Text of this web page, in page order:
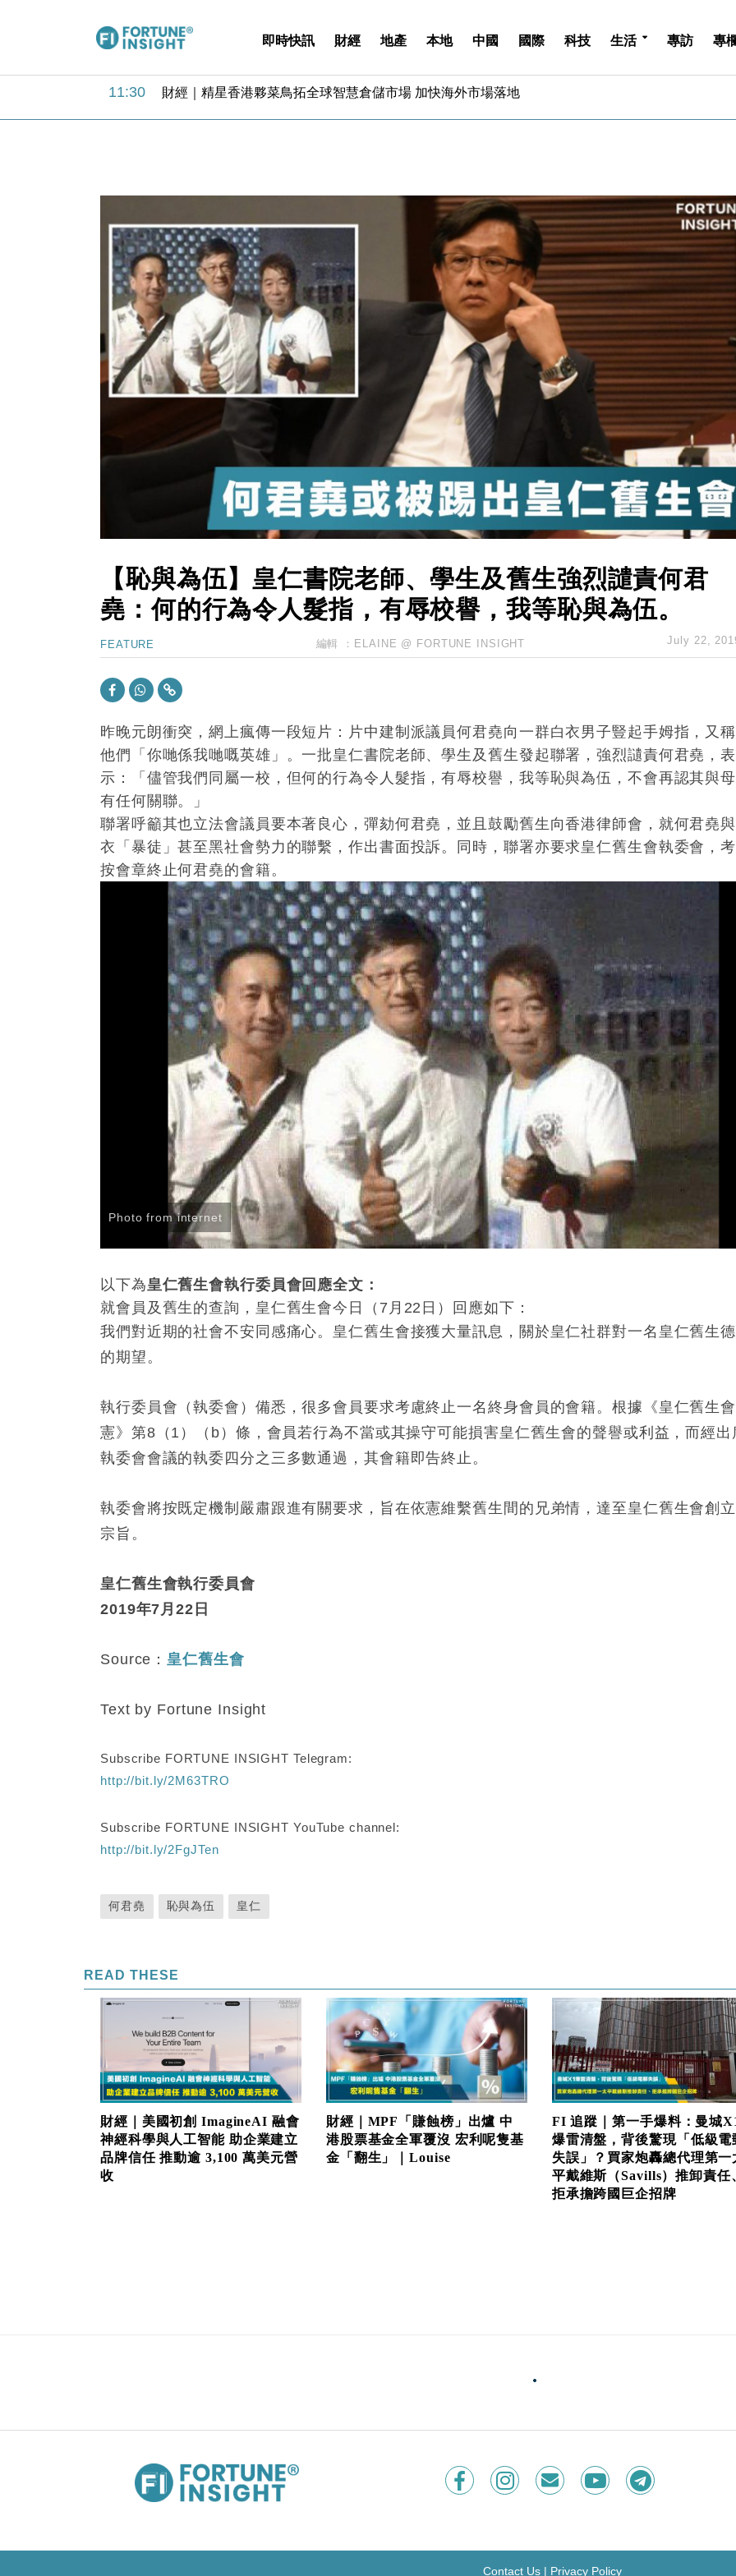
即時快訊 財經 地產 本地 中國 國際 科技 生活 專訪 專
15:59 財經｜SA售股自救後再出手 斥4億美元押注未上市公司
11:30 財經｜精星香港夥菜鳥拓全球智慧倉儲市場 加快海外市場落地
10:57 財經｜美商務部擬擴大金屬關稅範圍 14類產品或加徵25%
本地｜新世界K11 9月升級會員制度 增鉑金卡級別鎖定高消費客群
17:40 財經｜本港6月零售額連升14個月 珠寶鐘錶銷售升勢最強
16:33 財經｜滙控重啟最多10億美元回購 派息比率目標維持50%
15:59 財經｜SA售股自救後再出手 斥4億美元押注未上市公司
11:30 財經｜精星香港夥菜鳥拓全球智慧倉儲市場 加快海外市場落地
14:50 地產｜大酒店中期轉賺2300萬元 斥21億翻新香港及東京半島
13:12 國際｜特朗普赴洛杉磯高球場活動前 男子攜槍彈被捕
12:30 財經｜香港7月PMI回落至51 企業擴張放慢兼縮減人手
11:40 財經｜黑石傳再籌逾360億美元 支援Anthropic租用Google晶片
10:57 財經｜美商務部擬擴大金屬關稅範圍 14類產品或加徵25%
本地｜新世界K11 9月升級會員制度 增鉑金卡級別鎖定高消費客群
財經｜本港6月零售額連升14個月 珠寶鐘錶銷售升勢最強
16:33 財經｜滙控重啟最多10億美元回購 派息比率目標維持50%
【恥與為伍】皇仁書院老師、學生及舊生強烈譴責何君
堯：何的行為令人髮指，有辱校譽，我等恥與為伍。
FEATURE 編輯 ： ELAINE @ FORTUNE INSIGHT July 22,
昨晚元朗衝突，網上瘋傳一段短片：片中建制派議員何君堯向一群白衣男子豎起手姆指，又
他們「你哋係我哋嘅英雄」。一批皇仁書院老師、學生及舊生發起聯署，強烈讉責何君堯，表
示：「儘管我們同屬一校，但何的行為令人髮指，有辱校譽，我等恥與為伍，不會再認其與
有任何關聯。」
聯署呼籲其也立法會議員要本著良心，彈劾何君堯，並且鼓勵舊生向香港律師會，就何君堯
衣「暴徒」甚至黑社會勢力的聯繫，作出書面投訴。同時，聯署亦要求皇仁舊生會執委會，
按會章終止何君堯的會籍。
Photo from internet
以下為皇仁舊生會執行委員會回應全文：
就會員及舊生的查詢，皇仁舊生會今日（7月22日）回應如下：
我們對近期的社會不安同感痛心。皇仁舊生會接獲大量訊息，關於皇仁社群對一名皇仁舊生
的期望。
執行委員會（執委會）備悉，很多會員要求考慮終止一名終身會員的會籍。根據《皇仁舊生
憲》第8（1）（b）條，會員若行為不當或其操守可能損害皇仁舊生會的聲譽或利益，而經出
執委會會議的執委四分之三多數通過，其會籍即告終止。
執委會將按既定機制嚴肅跟進有關要求，旨在依憲維繫舊生間的兄弟情，達至皇仁舊生會創
宗旨。
皇仁舊生會執行委員會
2019年7月22日
Source： 皇仁舊生會
Text by Fortune Insight
Subscribe FORTUNE INSIGHT Telegram:
http://bit.ly/2M63TRO
Subscribe FORTUNE INSIGHT YouTube channel:
http://bit.ly/2FgJTen
何君堯 恥與為伍 皇仁
READ THESE
財經｜美國初創 ImagineAI 融會
神經科學與人工智能 助企業建立
品牌信任 推動逾 3,100 萬美元營
收
財經｜MPF「賺蝕榜」出爐 中
港股票基金全軍覆沒 宏利呢隻基
金「翻生」｜Louise
FI 追蹤｜第一手爆料：曼城
爆雷清盤，背後驚現「低級電
失誤」？買家炮轟總代理第一
平戴維斯（Savills）推卸責任
拒承擔跨國巨企招牌